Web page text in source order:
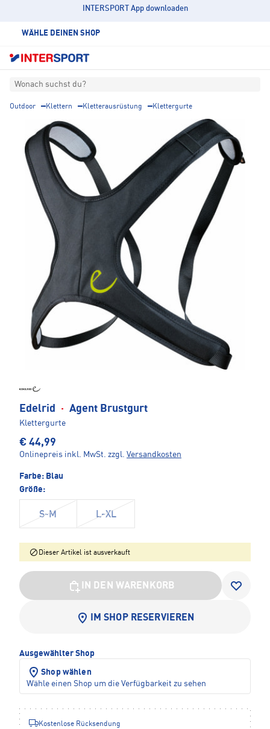
INTERSPORT App downloaden
WÄHLE DEINEN SHOP
Wonach suchst du?
Outdoor Klettern Kletterausrüstung Klettergurte
Edelrid · Agent Brustgurt
Klettergurte
€ 44,99
Onlinepreis inkl. MwSt. zzgl. Versandkosten
Farbe: Blau
Größe:
S-M L-XL
Dieser Artikel ist ausverkauft
IN DEN WARENKORB
IM SHOP RESERVIEREN
Ausgewählter Shop
Shop wählen
Wähle einen Shop um die Verfügbarkeit zu sehen
Kostenlose Rücksendung